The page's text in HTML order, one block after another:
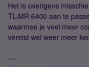
Het is overigens
TL-MR 6400 aan te
waarmee je veel meer
vereist wel weer meer